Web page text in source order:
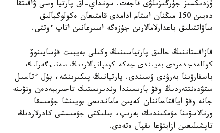
ۇزدىكسىز جۇرگىزىلۋى قاجەت. سونداي-اق پارتيا وسى ۋاقىتقا
دەيىن 150 مىڭنان استام ادامدى قامتىعان ەكولوگيالىق
ساۋاتتىلىق باعدارلامالارىن جۇزەگە اسىرعانىن اتاپ ءوتتى.
قازاقستاننىڭ حالىق پارتياسىنىڭ وكىلى بەيبىت قۇسايىنوۆ
كوللەدجدەردى بەيىندى جەكە كومپانيالاردىڭ سەنىمگەرلىك
باسقارۋىنا بەرۋدى ۇسىندى. پارتيانىڭ پىكىرىنشە، بۇل ءتاسىل
ستۋدەنتتەردىڭ وقۋ بارىسىندا وندىرىستىك تاجىريبەدەن وتۋىنە
جانە وقۋ اياقتالعاننان كەيىن ماماندىعى بويىنشا جۇمىسقا
ورنالاسۋىنا مۇمكىندىك بەرىپ، بىلىكتى جۇمىسشى كادرلاردىڭ
تاپشىلىعىن ازايتۋعا ىقپال ەتەدى.